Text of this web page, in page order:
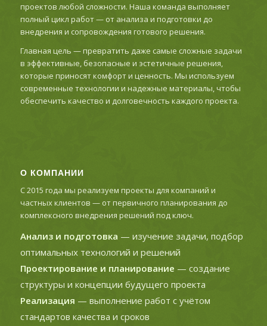
проектов любой сложности. Наша команда выполняет
полный цикл работ — от анализа и подготовки до
внедрения и сопровождения готового решения.
Главная цель — превратить даже самые сложные задачи
в эффективные, безопасные и эстетичные решения,
которые приносят комфорт и ценность. Мы используем
современные технологии и надежные материалы, чтобы
обеспечить качество и долговечность каждого проекта.
О КОМПАНИИ
С 2015 года мы реализуем проекты для компаний и
частных клиентов — от первичного планирования до
комплексного внедрения решений под ключ.
Анализ и подготовка — изучение задачи, подбор
оптимальных технологий и решений
Проектирование и планирование — создание
структуры и концепции будущего проекта
Реализация — выполнение работ с учётом
стандартов качества и сроков